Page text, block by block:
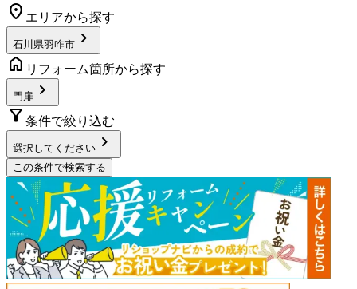
location_on エリアから探す
石川県羽咋市 chevron_right
home リフォーム箇所から探す
門扉 chevron_right
filter_alt 条件で絞り込む
選択してください chevron_right
この条件で検索する